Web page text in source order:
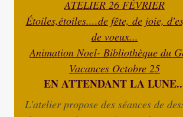
ATELIER 26 FÉVRIER
Étoiles,étoiles....de fête, de joie,
de voeux...
Animation Noel- Bibliothèque du
Vacances Octobre 25
EN ATTENDANT LA
L'atelier propose des séances de